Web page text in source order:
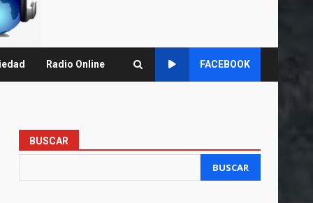
Radio Online FACEBOOK
BUSCAR
BUSCAR